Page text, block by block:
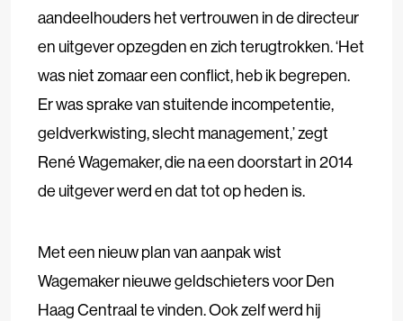
aandeelhouders het vertrouwen in de directeur
en uitgever opzegden en zich terugtrokken. ‘Het
was niet zomaar een conflict, heb ik begrepen.
Er was sprake van stuitende incompetentie,
geldverkwisting, slecht management,’ zegt
René Wagemaker, die na een doorstart in 2014
de uitgever werd en dat tot op heden is.
Met een nieuw plan van aanpak wist
Wagemaker nieuwe geldschieters voor Den
Haag Centraal te vinden. Ook zelf werd hij